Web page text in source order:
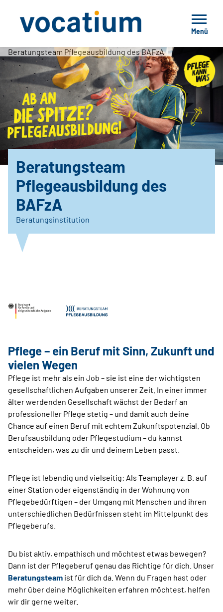
Menü
Beratungsteam Pflegeausbildung des BAFzA
Beratungsteam
Pflegeausbildung des
BAFzA
Beratungsinstitution
Pflege – ein Beruf mit Sinn, Zukunft und
vielen Wegen
Pflege ist mehr als ein Job – sie ist eine der wichtigsten
gesellschaftlichen Aufgaben unserer Zeit. In einer immer
älter werdenden Gesellschaft wächst der Bedarf an
professioneller Pflege stetig – und damit auch deine
Chance auf einen Beruf mit echtem Zukunftspotenzial. Ob
Berufsausbildung oder Pflegestudium – du kannst
entscheiden, was zu dir und deinem Leben passt.
Pflege ist lebendig und vielseitig: Als Teamplayer z. B. auf
einer Station oder eigenständig in der Wohnung von
Pflegebedürftigen – der Umgang mit Menschen und ihren
unterschiedlichen Bedürfnissen steht im Mittelpunkt des
Pflegeberufs.
Du bist aktiv, empathisch und möchtest etwas bewegen?
Dann ist der Pflegeberuf genau das Richtige für dich. Unser
Beratungsteam ist für dich da. Wenn du Fragen hast oder
mehr über deine Möglichkeiten erfahren möchtest, helfen
wir dir gerne weiter.